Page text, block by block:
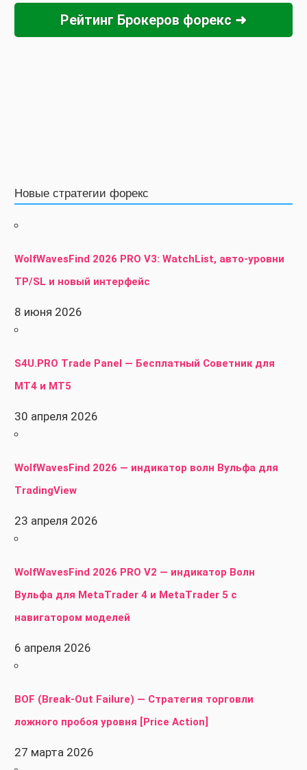
Рейтинг Брокеров форекс ➜
Новые стратегии форекс
WolfWavesFind 2026 PRO V3: WatchList, авто-уровни
TP/SL и новый интерфейс
8 июня 2026
S4U.PRO Trade Panel — Бесплатный Советник для
MT4 и MT5
30 апреля 2026
WolfWavesFind 2026 — индикатор волн Вульфа для
TradingView
23 апреля 2026
WolfWavesFind 2026 PRO V2 — индикатор Волн
Вульфа для MetaTrader 4 и MetaTrader 5 с
навигатором моделей
6 апреля 2026
BOF (Break-Out Failure) — Стратегия торговли
ложного пробоя уровня [Price Action]
27 марта 2026